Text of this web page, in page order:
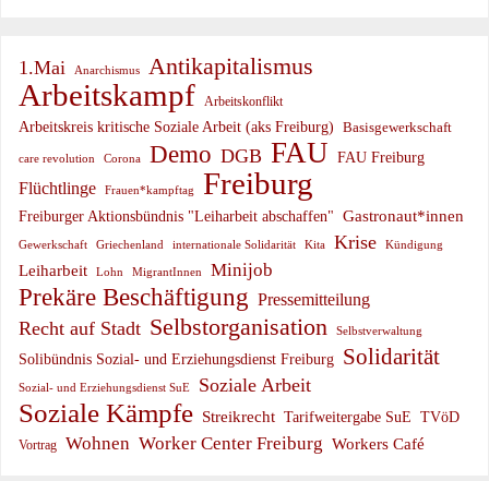
1.Mai Anarchismus Antikapitalismus
Arbeitskampf Arbeitskonflikt
Arbeitskreis kritische Soziale Arbeit (aks Freiburg) Basisgewerkschaft
care revolution Corona Demo DGB FAU FAU Freiburg
Flüchtlinge Frauen*kampftag Freiburg
Freiburger Aktionsbündnis "Leiharbeit abschaffen" Gastronaut*innen
Gewerkschaft Griechenland internationale Solidarität Kita Krise Kündigung
Leiharbeit Lohn MigrantInnen Minijob
Prekäre Beschäftigung Pressemitteilung
Recht auf Stadt Selbstorganisation Selbstverwaltung
Solibündnis Sozial- und Erziehungsdienst Freiburg Solidarität
Sozial- und Erziehungsdienst SuE Soziale Arbeit
Soziale Kämpfe Streikrecht Tarifweitergabe SuE TVöD
Vortrag Wohnen Worker Center Freiburg Workers Café